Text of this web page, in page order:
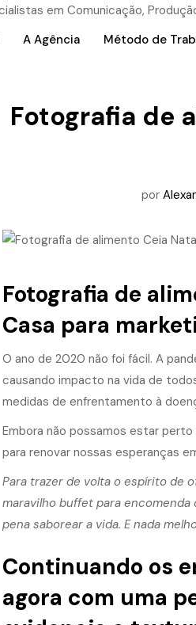
A Agência Método de
Fotografia de
por
Fotografia de
Casa para
O ano de 2020 não foi fácil. A
causando impacto na vida de
medidas de enfrentamento à
Embora não possamos estar
para renovar nossas esperanças
Para trazer de volta o espírito de
maravilho buffet para encomenda
pena saborear a vida. E nada
Continuando os
agora com uma